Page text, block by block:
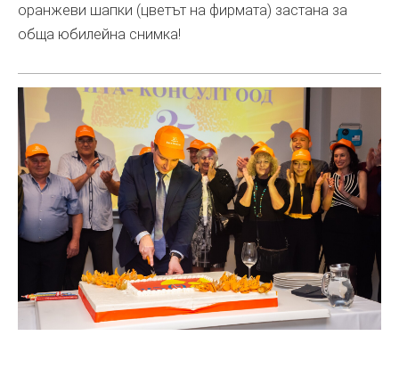
оранжеви шапки (цветът на фирмата) застана за
обща юбилейна снимка!